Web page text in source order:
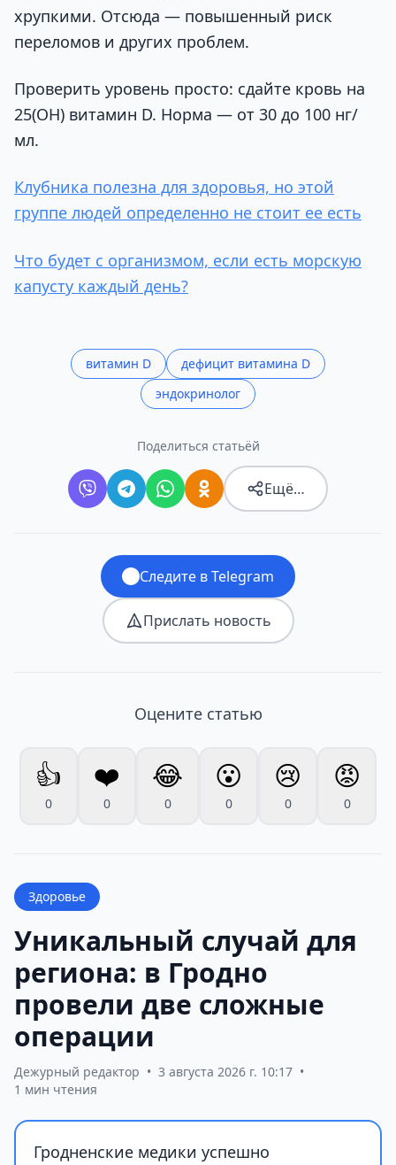
хрупкими. Отсюда — повышенный риск
переломов и других проблем.
Проверить уровень просто: сдайте кровь на
25(ОН) витамин D. Норма — от 30 до 100 нг/
мл.
Клубника полезна для здоровья, но этой
группе людей определенно не стоит ее есть
Что будет с организмом, если есть морскую
капусту каждый день?
витамин D
дефицит витамина D
эндокринолог
Поделиться статьёй
Ещё…
Следите в Telegram
Прислать новость
Оцените статью
👍
0
❤️
0
😂
0
😮
0
😢
0
😡
0
Здоровье
Уникальный случай для
региона: в Гродно
провели две сложные
операции
Дежурный редактор • 3 августа 2026 г. 10:17 •
1 мин чтения
Гродненские медики успешно